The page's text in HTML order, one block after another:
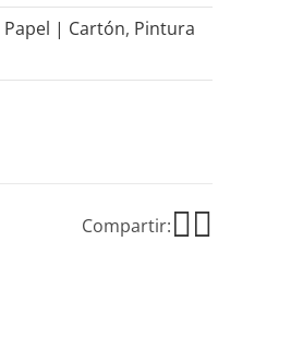
Papel | Cartón, Pintura
Compartir: